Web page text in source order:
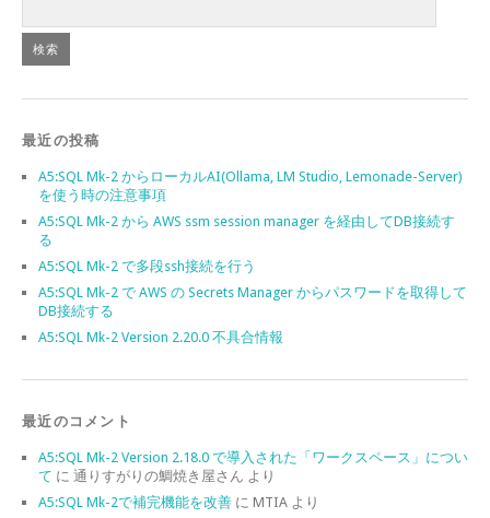
最近の投稿
A5:SQL Mk-2 からローカルAI(Ollama, LM Studio, Lemonade-Server)
を使う時の注意事項
A5:SQL Mk-2 から AWS ssm session manager を経由してDB接続す
る
A5:SQL Mk-2 で多段ssh接続を行う
A5:SQL Mk-2 で AWS の Secrets Manager からパスワードを取得して
DB接続する
A5:SQL Mk-2 Version 2.20.0 不具合情報
最近のコメント
A5:SQL Mk-2 Version 2.18.0 で導入された「ワークスペース」につい
て に 通りすがりの鯛焼き屋さん より
A5:SQL Mk-2で補完機能を改善 に MTIA より